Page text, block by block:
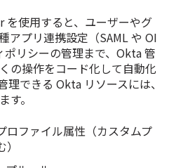
使用すると、ユーザーやグ
アプリ連携設定（SAML や OI
ポリシーの管理まで、Okta 管
の操作をコード化して自動化
できる Okta リソースには、
す。
ロファイル属性（カスタムプ